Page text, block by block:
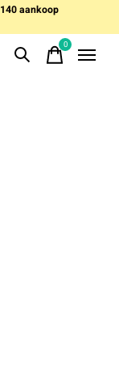
aankoop
0items